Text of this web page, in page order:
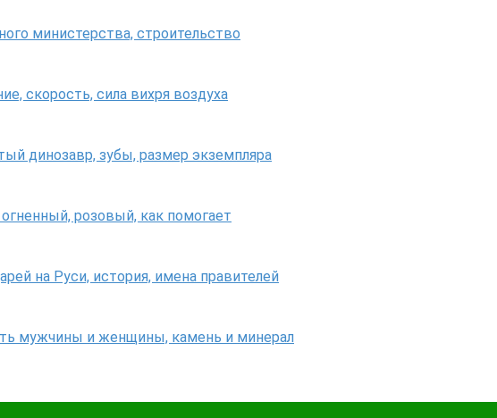
министерства, строительство
скорость, сила вихря воздуха
динозавр, зубы, размер экземпляра
розовый, как помогает
на Руси, история, имена правителей
мужчины и женщины, камень и минерал